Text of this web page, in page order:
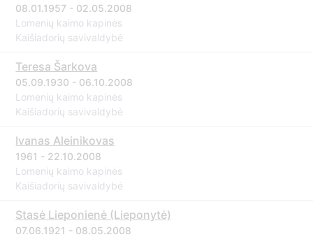
08.01.1957 - 02.05.2008
Lomenių kaimo kapinės
Kaišiadorių savivaldybė
Teresa Šarkova
05.09.1930 - 06.10.2008
Lomenių kaimo kapinės
Kaišiadorių savivaldybė
Ivanas Aleinikovas
1961 - 22.10.2008
Lomenių kaimo kapinės
Kaišiadorių savivaldybė
Stasė Lieponienė (Lieponytė)
07.06.1921 - 08.05.2008